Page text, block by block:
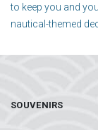
to keep you and
nautical-themed
SOUVENIRS